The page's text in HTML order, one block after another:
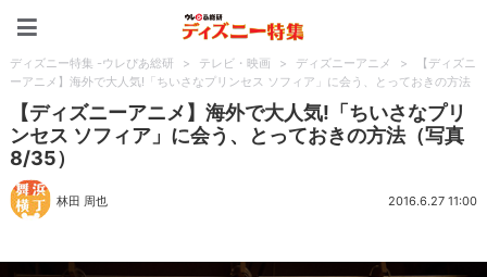
ディズニー特集 -ウレぴあ総研 > テレビ・映画 > ディズニーアニメ >
【ディズニ
ーアニメ】海外で大人気!「ちいさなプリンセス ソフィア」に会う、とっておきの方法
【ディズニーアニメ】海外で大人気!「ちいさなプリ
ンセス ソフィア」に会う、とっておきの方法（写真
8/35）
林田 周也 2016.6.27 11:00